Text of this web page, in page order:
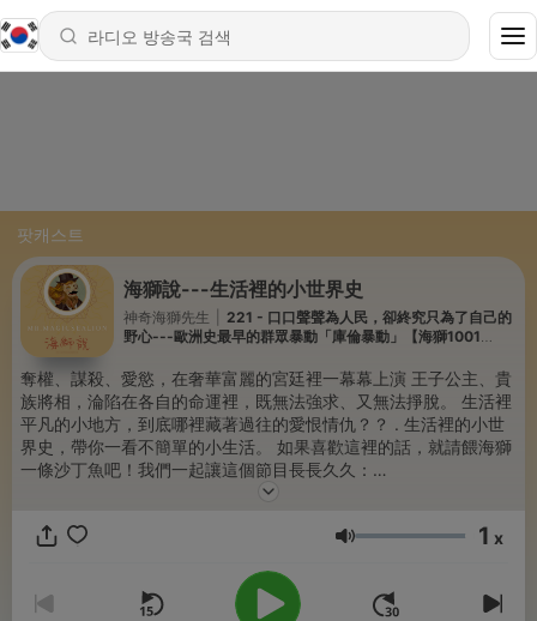
팟캐스트
海獅說---生活裡的小世界史
神奇海獅先生
221 - 口口聲聲為人民，卻終究只為了自己的
野心---歐洲史最早的群眾暴動「庫倫暴動」【海獅1001
奪權、謀殺、愛慾，在奢華富麗的宮廷裡一幕幕上演 王子公主、貴
族將相，淪陷在各自的命運裡，既無法強求、又無法掙脫。 生活裡
平凡的小地方，到底哪裡藏著過往的愛恨情仇？？ . 生活裡的小世
界史，帶你一看不簡單的小生活。 如果喜歡這裡的話，就請餵海獅
一條沙丁魚吧！我們一起讓這個節目長長久久：
https://pay.soundon.fm/podcasts/c4a52812-95c4-46aa-
leepoyen@ymail.com -- Hosting provided bySoundOn
음량 1 x